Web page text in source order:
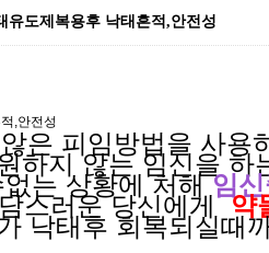
유도제복용후 낙태흔적,안전성
,안전성
은 피임방법을 사용
하지 않는 임신을하
없는 상황에처해 임신
스러운당신에게 약
낙태후 회복되실때